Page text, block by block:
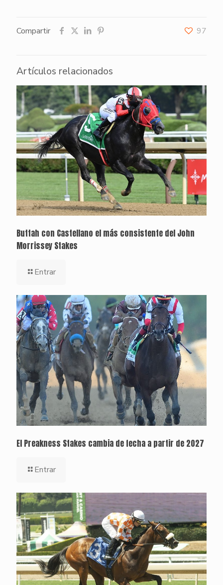
Compartir 97
Artículos relacionados
Buttah con Castellano el más consistente del John
Morrissey Stakes
Entrar
El Preakness Stakes cambia de fecha a partir de 2027
Entrar